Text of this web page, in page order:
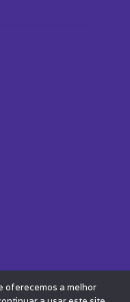
oferecemos a melhor